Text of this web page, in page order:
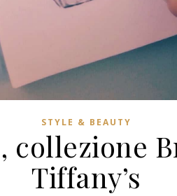
STYLE & BEAUTY
collezione
Tiffany’s